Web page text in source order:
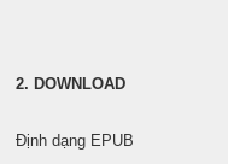
2. DOWNLOAD
Định dạng